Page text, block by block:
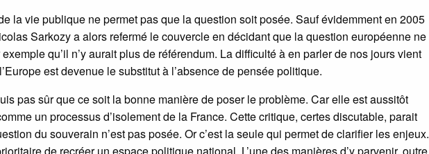
la vie publique ne permet pas que la question soit posée. Sauf évidemment en 2005
Sarkozy a alors refermé le couvercle en décidant que la question européenne ne
qu’il n’y aurait plus de référendum. La difficulté à en parler de nos jours vient
est devenue le substitut à l’absence de pensée politique.
pas sûr que ce soit la bonne manière de poser le problème. Car elle est aussitôt
un processus d’isolement de la France. Cette critique, certes discutable, parait
du souverain n’est pas posée. Or c’est la seule qui permet de clarifier les enjeux.